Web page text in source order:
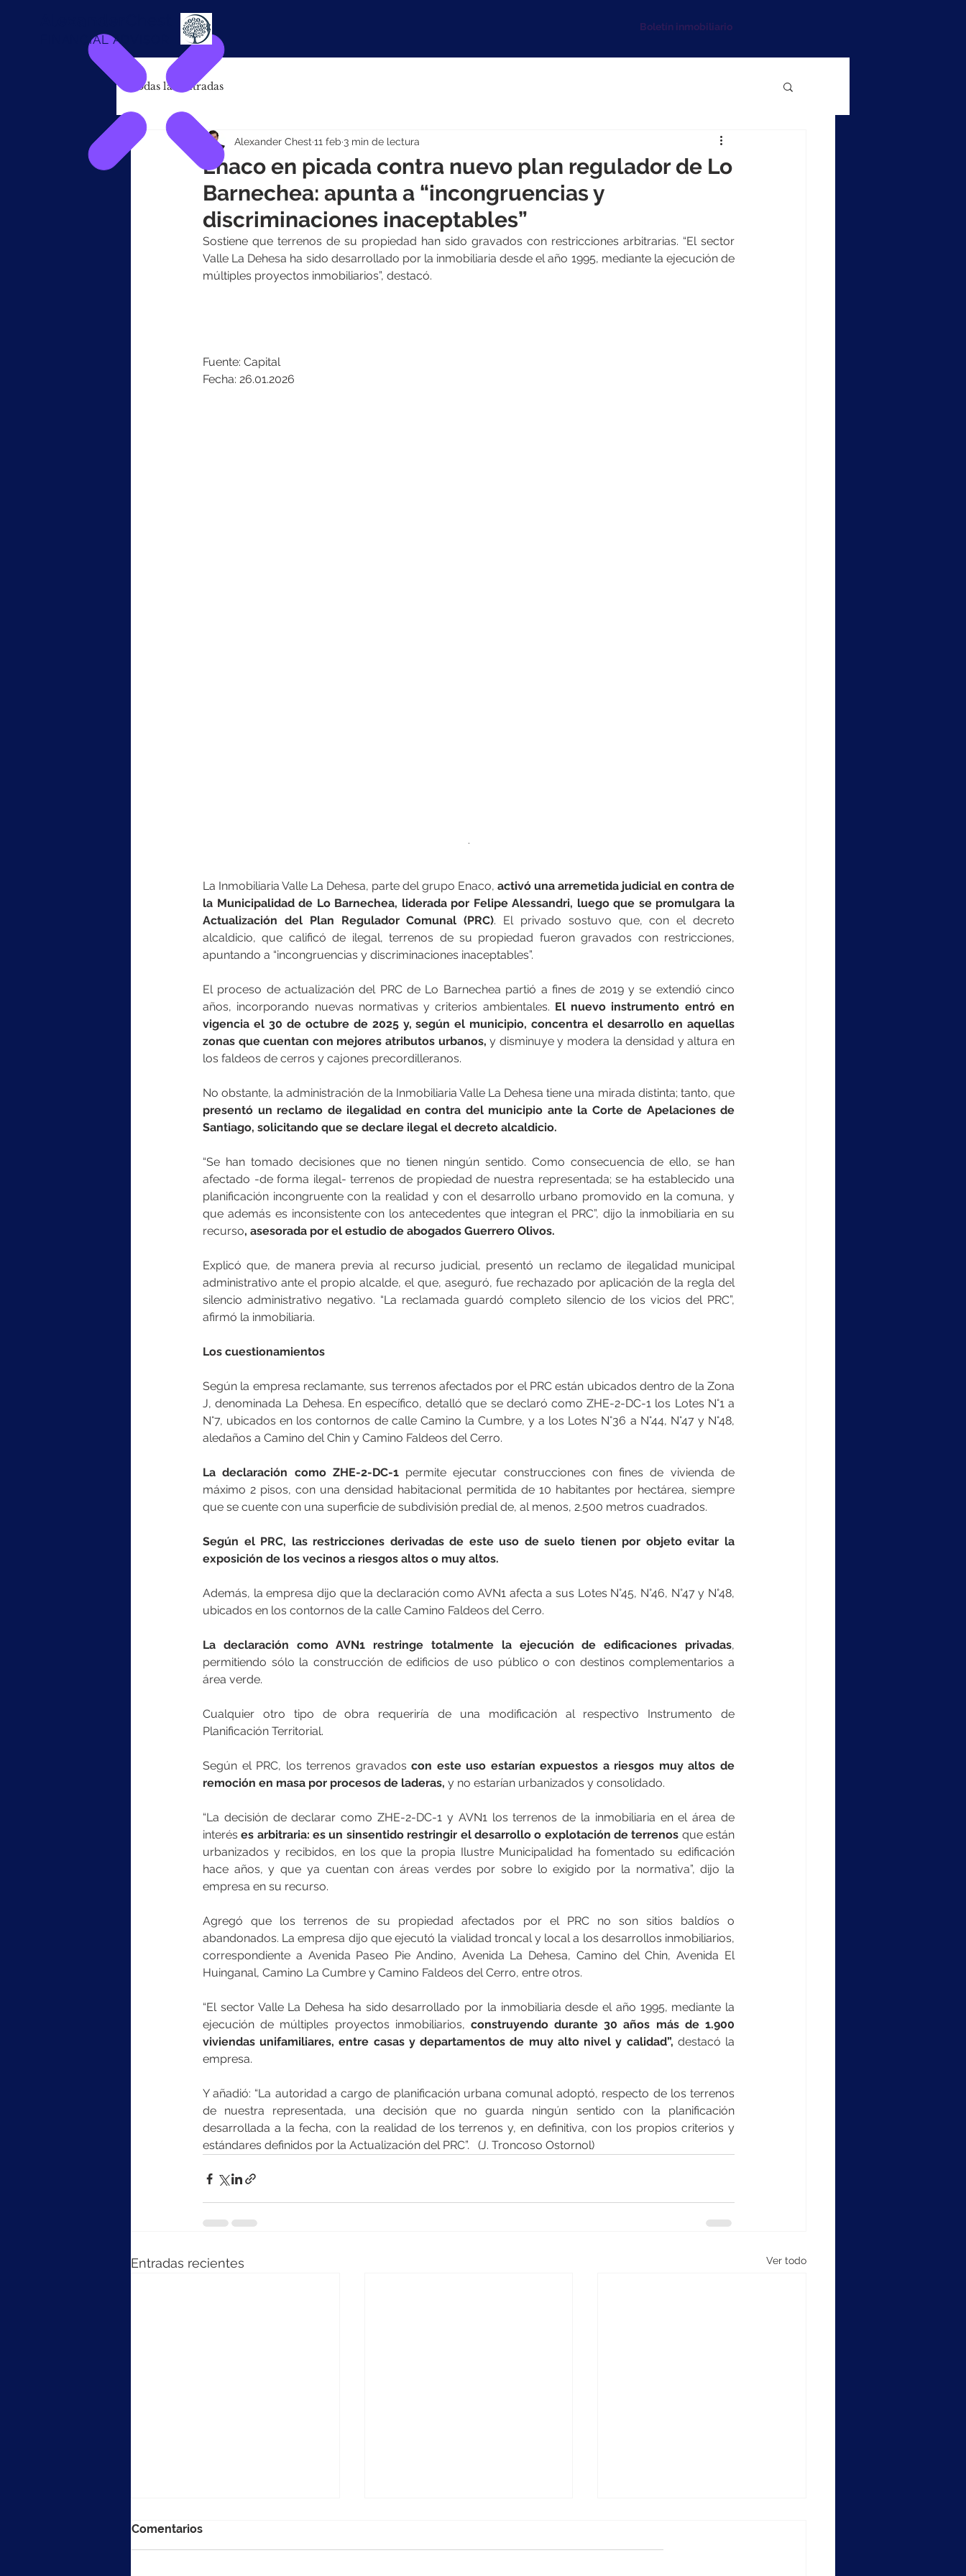
FINANCIAL ADVISOR
Boletín inmobiliario
Todas las entradas
Enaco en picada contra nuevo plan regulador de Lo
Barnechea: apunta a “incongruencias y
discriminaciones inaceptables”
Alexander Chest 11 feb 3 min de lectura
Sostiene que terrenos de su propiedad han sido gravados con restricciones arbitrarias. “El sector
Valle La Dehesa ha sido desarrollado por la inmobiliaria desde el año 1995, mediante la ejecución de
múltiples proyectos inmobiliarios”, destacó.
Fuente: Capital
Fecha: 26.01.2026
.
La Inmobiliaria Valle La Dehesa, parte del grupo Enaco, activó una arremetida judicial en contra de
la Municipalidad de Lo Barnechea, liderada por Felipe Alessandri, luego que se promulgara la
Actualización del Plan Regulador Comunal (PRC). El privado sostuvo que, con el decreto
alcaldicio, que calificó de ilegal, terrenos de su propiedad fueron gravados con restricciones,
apuntando a “incongruencias y discriminaciones inaceptables”.
El proceso de actualización del PRC de Lo Barnechea partió a fines de 2019 y se extendió cinco
años, incorporando nuevas normativas y criterios ambientales. El nuevo instrumento entró en
vigencia el 30 de octubre de 2025 y, según el municipio, concentra el desarrollo en aquellas
zonas que cuentan con mejores atributos urbanos, y disminuye y modera la densidad y altura en
los faldeos de cerros y cajones precordilleranos.
presentó un reclamo de ilegalidad en contra del municipio ante la Corte de Apelaciones de
Santiago, solicitando que se declare ilegal el decreto alcaldicio.
“Se han tomado decisiones que no tienen ningún sentido. Como consecuencia de ello, se han
afectado -de forma ilegal- terrenos de propiedad de nuestra representada; se ha establecido una
planificación incongruente con la realidad y con el desarrollo urbano promovido en la comuna, y
que además es inconsistente con los antecedentes que integran el PRC”, dijo la inmobiliaria en su
recurso, asesorada por el estudio de abogados Guerrero Olivos.
Explicó que, de manera previa al recurso judicial, presentó un reclamo de ilegalidad municipal
administrativo ante el propio alcalde, el que, aseguró, fue rechazado por aplicación de la regla del
silencio administrativo negativo. “La reclamada guardó completo silencio de los vicios del PRC”,
afirmó la inmobiliaria.
Los cuestionamientos
Según la empresa reclamante, sus terrenos afectados por el PRC están ubicados dentro de la Zona
J, denominada La Dehesa. En específico, detalló que se declaró como ZHE-2-DC-1 los Lotes N°1 a
N°7, ubicados en los contornos de calle Camino la Cumbre, y a los Lotes N°36 a N°44, N°47 y N°48,
aledaños a Camino del Chin y Camino Faldeos del Cerro.
La declaración como ZHE-2-DC-1 permite ejecutar construcciones con fines de vivienda de
máximo 2 pisos, con una densidad habitacional permitida de 10 habitantes por hectárea, siempre
que se cuente con una superficie de subdivisión predial de, al menos, 2.500 metros cuadrados.
Según el PRC, las restricciones derivadas de este uso de suelo tienen por objeto evitar la
exposición de los vecinos a riesgos altos o muy altos.
Además, la empresa dijo que la declaración como AVN1 afecta a sus Lotes N°45, N°46, N°47 y N°48,
ubicados en los contornos de la calle Camino Faldeos del Cerro.
La declaración como AVN1 restringe totalmente la ejecución de edificaciones privadas,
permitiendo sólo la construcción de edificios de uso público o con destinos complementarios a
área verde.
Cualquier otro tipo de obra requeriría de una modificación al respectivo Instrumento de
Planificación Territorial.
Según el PRC, los terrenos gravados con este uso estarían expuestos a riesgos muy altos de
remoción en masa por procesos de laderas, y no estarían urbanizados y consolidado.
“La decisión de declarar como ZHE-2-DC-1 y AVN1 los terrenos de la inmobiliaria en el área de
interés es arbitraria: es un sinsentido restringir el desarrollo o explotación de terrenos que están
urbanizados y recibidos, en los que la propia Ilustre Municipalidad ha fomentado su edificación
hace años, y que ya cuentan con áreas verdes por sobre lo exigido por la normativa”, dijo la
empresa en su recurso.
Agregó que los terrenos de su propiedad afectados por el PRC no son sitios baldíos o
abandonados. La empresa dijo que ejecutó la vialidad troncal y local a los desarrollos inmobiliarios,
correspondiente a Avenida Paseo Pie Andino, Avenida La Dehesa, Camino del Chin, Avenida El
Huinganal, Camino La Cumbre y Camino Faldeos del Cerro, entre otros.
“El sector Valle La Dehesa ha sido desarrollado por la inmobiliaria desde el año 1995, mediante la
ejecución de múltiples proyectos inmobiliarios, construyendo durante 30 años más de 1.900
viviendas unifamiliares, entre casas y departamentos de muy alto nivel y calidad”, destacó la
empresa.
Y añadió: “La autoridad a cargo de planificación urbana comunal adoptó, respecto de los terrenos
de nuestra representada, una decisión que no guarda ningún sentido con la planificación
desarrollada a la fecha, con la realidad de los terrenos y, en definitiva, con los propios criterios y
estándares definidos por la Actualización del PRC”.   (J. Troncoso Ostornol)
Entradas recientes Ver todo
Comentarios